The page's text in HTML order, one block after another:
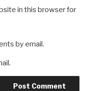
in this browser for
by email.